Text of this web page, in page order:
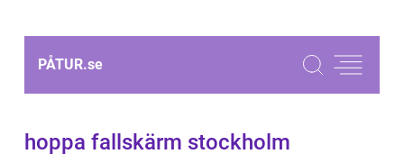
PÅTUR.se
hoppa fallskärm stockholm